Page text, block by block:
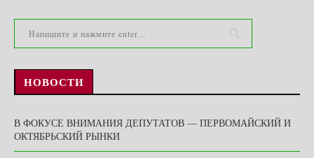
НОВОСТИ
В ФОКУСЕ ВНИМАНИЯ ДЕПУТАТОВ — ПЕРВОМАЙСКИЙ И
ОКТЯБРЬСКИЙ РЫНКИ